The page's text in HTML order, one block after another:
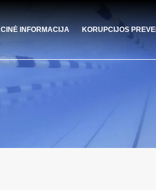
INFORMACIJA KORUPCIJOS